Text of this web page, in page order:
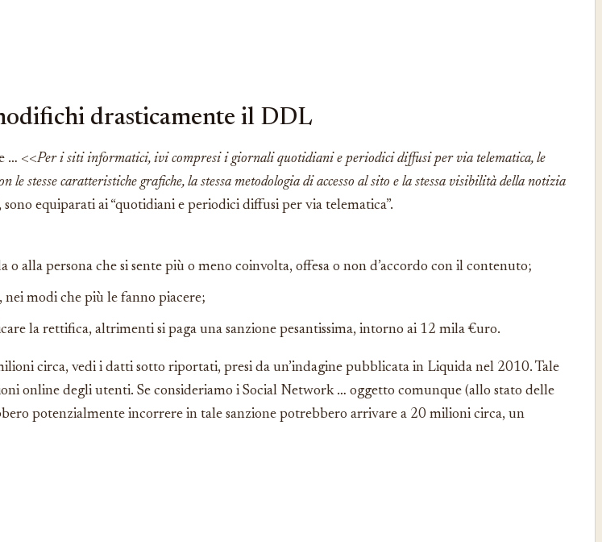
drasticamente il DDL
… <<Per i siti informatici, ivi compresi i giornali quotidiani e periodici diffusi per via telematica, le
stesse caratteristiche grafiche, la stessa metodologia di accesso al sito e la stessa visibilità della notizia
equiparati ai “quotidiani e periodici diffusi per via telematica”.
alla persona che si sente più o meno coinvolta, offesa o non d’accordo con il contenuto;
modi che più le fanno piacere;
la rettifica, altrimenti si paga una sanzione pesantissima, intorno ai 12 mila €uro.
circa, vedi i datti sotto riportati, presi da un’indagine pubblicata in Liquida nel 2010. Tale
online degli utenti. Se consideriamo i Social Network … oggetto comunque (allo stato delle
potenzialmente incorrere in tale sanzione potrebbero arrivare a 20 milioni circa, un